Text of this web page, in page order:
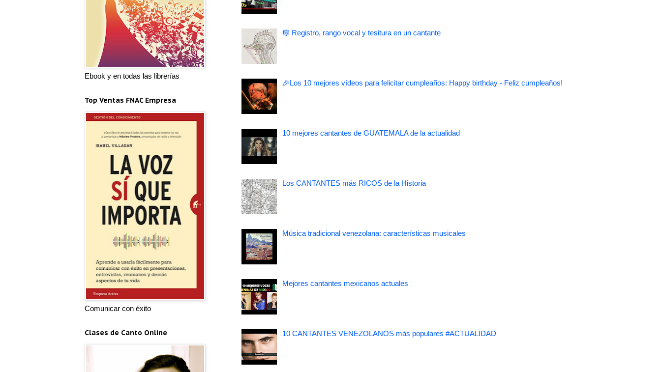
🎼 Registro, rango vocal y tesitura en un cantante
🎉Los 10 mejores vídeos para felicitar cumpleaños: Happy birthday - Feliz cumpleaños!
10 mejores cantantes de GUATEMALA de la actualidad
Los CANTANTES más RICOS de la Historia
Música tradicional venezolana: características musicales
Mejores cantantes mexicanos actuales
10 CANTANTES VENEZOLANOS más populares #ACTUALIDAD
Ebook y en todas las librerías
Top Ventas FNAC Empresa
Comunicar con éxito
Clases de Canto Online